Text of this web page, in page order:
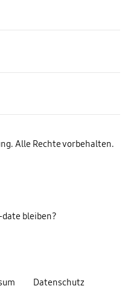
Alle Rechte vorbehalten.
Datenschutz
bleiben?